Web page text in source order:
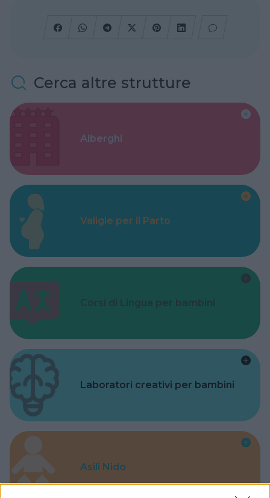
Cerca altre strutture
Alberghi
Valigie per il Parto
Corsi di Lingua per bambini
Laboratori creativi per bambini
Asili Nido